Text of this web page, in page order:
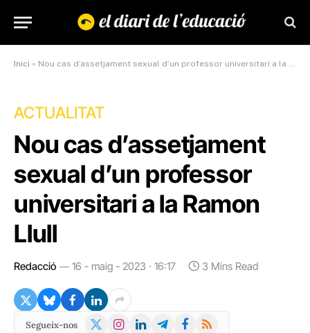
Inici » Nou cas d’assetjament sexual d’un professor universitari a la Ramon Llull
ACTUALITAT
Nou cas d’assetjament
sexual d’un professor
universitari a la Ramon
Llull
Redacció 16 - maig - 2023 · 16:17 3 Mins Read
Segueix-nos
X
Instagram
LinkedInTelegramFacebook
RSS